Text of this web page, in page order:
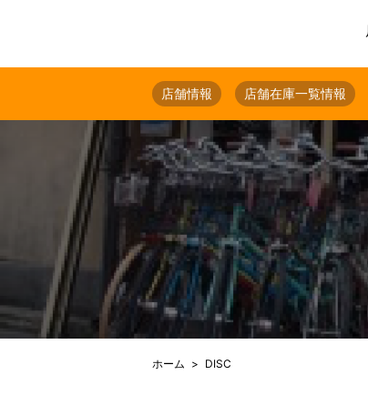
店舗情報 店舗在庫一覧情報
ホーム DISC